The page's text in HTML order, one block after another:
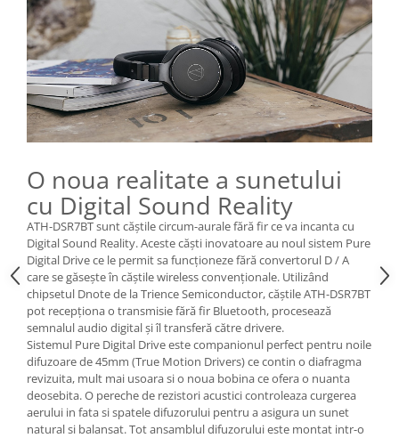
O noua realitate a sunetului
cu Digital Sound Reality
ATH-DSR7BT sunt căștile circum-aurale fără fir ce va incanta cu
Digital Sound Reality. Aceste căști inovatoare au noul sistem Pure
Digital Drive ce le permit sa funcționeze fără convertorul D / A
care se găsește în căștile wireless convenționale. Utilizând
chipsetul Dnote de la Trience Semiconductor, căștile ATH-DSR7BT
pot recepționa o transmisie fără fir Bluetooth, procesează
semnalul audio digital și îl transferă către drivere.
Sistemul Pure Digital Drive este companionul perfect pentru noile
difuzoare de 45mm (True Motion Drivers) ce contin o diafragma
revizuita, mult mai usoara si o noua bobina ce ofera o nuanta
deosebita. O pereche de rezistori acustici controleaza curgerea
aerului in fata si spatele difuzorului pentru a asigura un sunet
natural si balansat. Tot ansamblul difuzorului este montat intr-o